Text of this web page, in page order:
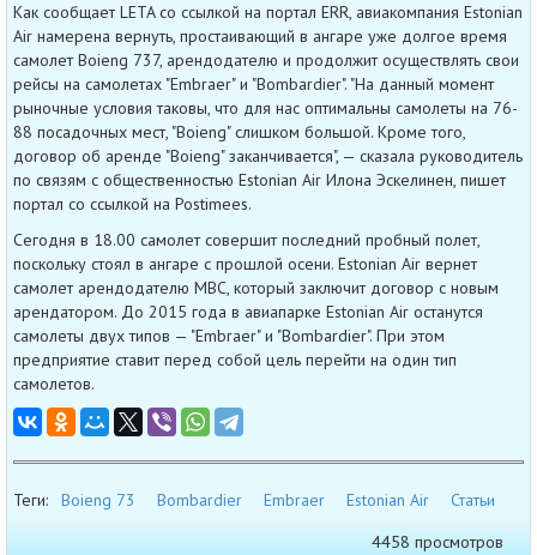
Как сообщает LETA со ссылкой на портал ERR, авиакомпания Estonian
Air намерена вернуть, простаивающий в ангаре уже долгое время
самолет Boieng 737, арендодателю и продолжит осуществлять свои
рейсы на самолетах "Embraer" и "Bombardier". "На данный момент
рыночные условия таковы, что для нас оптимальны самолеты на 76-
88 посадочных мест, "Boieng" слишком большой. Кроме того,
договор об аренде "Boieng" заканчивается", — сказала руководитель
по связям с общественностью Estonian Air Илона Эскелинен, пишет
портал со ссылкой на Postimees.
Сегодня в 18.00 самолет совершит последний пробный полет,
поскольку стоял в ангаре с прошлой осени. Estonian Air вернет
самолет арендодателю MBC, который заключит договор с новым
арендатором. До 2015 года в авиапарке Estonian Air останутся
самолеты двух типов — "Embraer" и "Bombardier". При этом
предприятие ставит перед собой цель перейти на один тип
самолетов.
Теги: Boieng 73 Bombardier Embraer Estonian Air
Статьи
4458 просмотров